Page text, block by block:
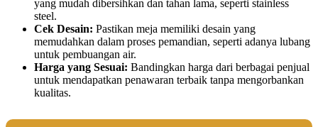
yang mudah dibersihkan dan tahan lama, seperti stainless
steel.
Cek Desain: Pastikan meja memiliki desain yang
memudahkan dalam proses pemandian, seperti adanya lubang
untuk pembuangan air.
Harga yang Sesuai: Bandingkan harga dari berbagai penjual
untuk mendapatkan penawaran terbaik tanpa mengorbankan
kualitas.